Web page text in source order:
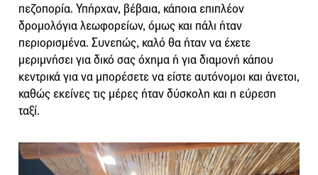
πεζοπορία. Υπήρχαν, βέβαια, κάποια επιπλέον
δρομολόγια λεωφορείων, όμως και πάλι ήταν
περιορισμένα. Συνεπώς, καλό θα ήταν να έχετε
μεριμνήσει για δικό σας όχημα ή για διαμονή κάπου
κεντρικά για να μπορέσετε να είστε αυτόνομοι και άνετοι,
καθώς εκείνες τις μέρες ήταν δύσκολη και η εύρεση
ταξί.